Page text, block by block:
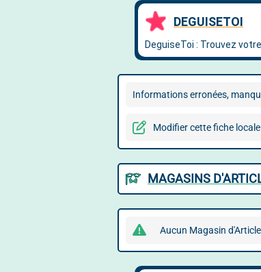
Informations erronées,
Modifier cette fiche locale
MAGASINS
Aucun Magasin